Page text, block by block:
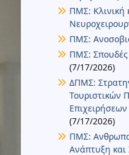
ΠΜΣ: Κλινική
ΠΜΣ:
ΠΜΣ:
(7/17/2026)
ΔΠΜΣ:
Τουριστικών
(7/17/2026)
ΠΜΣ:
Ανάπτυξη και